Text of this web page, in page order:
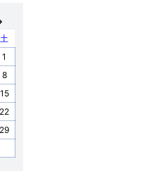
土
1
8
15
22
29